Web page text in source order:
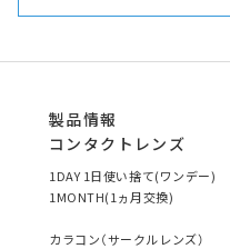
製品情報
コンタクトレンズ
1DAY 1日使い捨て(ワンデー)
1MONTH(1ヵ月交換)
カラコン（サークルレンズ）